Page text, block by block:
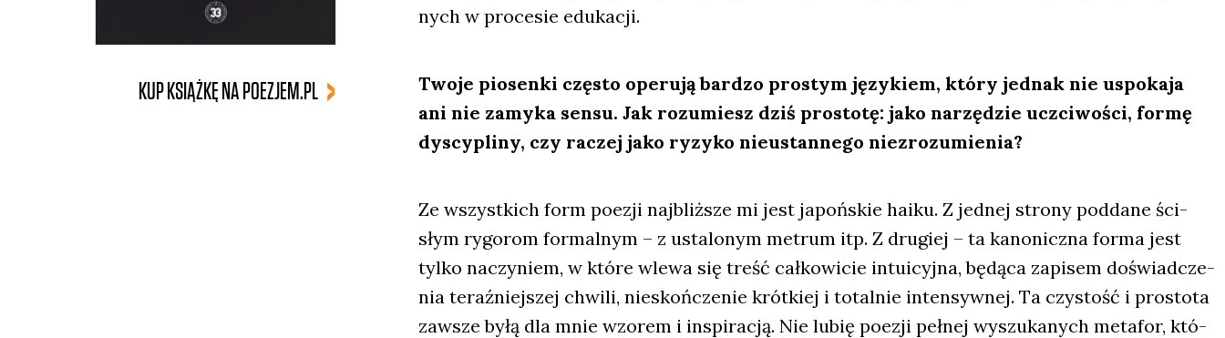
KUP KSIĄŻKĘ NA POEZJEM.PL
nych w pro­ce­sie edu­ka­cji.
Two­je pio­sen­ki czę­sto ope­ru­ją bar­dzo pro­stym języ­kiem, któ­ry jed­nak nie uspo­ka­ja
ani nie zamy­ka sen­su. Jak rozu­miesz dziś pro­sto­tę: jako narzę­dzie uczci­wo­ści, for­mę
dys­cy­pli­ny, czy raczej jako ryzy­ko nie­ustan­ne­go nie­zro­zu­mie­nia?
Ze wszyst­kich form poezji naj­bliż­sze mi jest japoń­skie haiku. Z jed­nej stro­ny pod­da­ne ści­
słym rygo­rom for­mal­nym – z usta­lo­nym metrum itp. Z dru­giej – ta kano­nicz­na for­ma jest
tyl­ko naczy­niem, w któ­re wle­wa się treść cał­ko­wi­cie intu­icyj­na, będą­ca zapi­sem doświad­cze­
nia teraź­niej­szej chwi­li, nie­skoń­cze­nie krót­kiej i total­nie inten­syw­nej. Ta czy­stość i pro­sto­ta
zawsze byłą dla mnie wzo­rem i inspi­ra­cją. Nie lubię poezji peł­nej wyszu­ka­nych meta­for, któ­